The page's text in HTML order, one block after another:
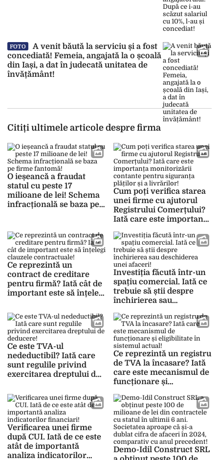
FOTO
A venit băută la serviciu și a fost
concediată! Femeia, angajată la o școală
din Iași, a dat în judecată unitatea de
învățământ!
Citiți ultimele articole despre firma
O ieșeancă a fraudat
statul cu peste 17
milioane de lei! Schema
infracțională se baza pe
Cum poți verifica starea
unei firme cu ajutorul
Registrului Comerțului?
Iată care este importanța
pentru siguranța plăților
și a livrărilor!
Ce reprezintă un
contract de creditare
pentru firmă? Iată cât de
important este să înțelegi
Investiția făcută într-un
spațiu comercial. Iată ce
trebuie să știi despre
închirierea sau
Ce este TVA-ul
nedeductibil? Iată care
sunt regulile privind
exercitarea dreptului de
Ce reprezintă un registru
de TVA la încasare? Iată
care este mecanismul de
funcționare și
actual!
Verificarea unei firme
după CUI. Iată de ce este
atât de importantă
analiza indicatorilor
Demo-Idil Construct SRL